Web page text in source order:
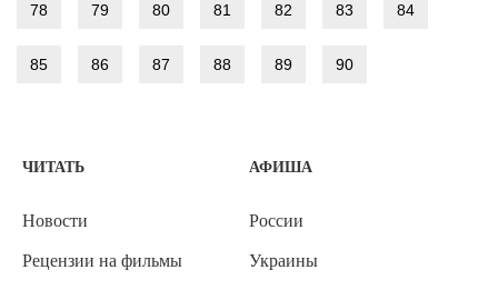
78 79 80 81 82 83 84
85 86 87 88 89 90
ЧИТАТЬ
Новости
Рецензии на фильмы
АФИША
России
Украины